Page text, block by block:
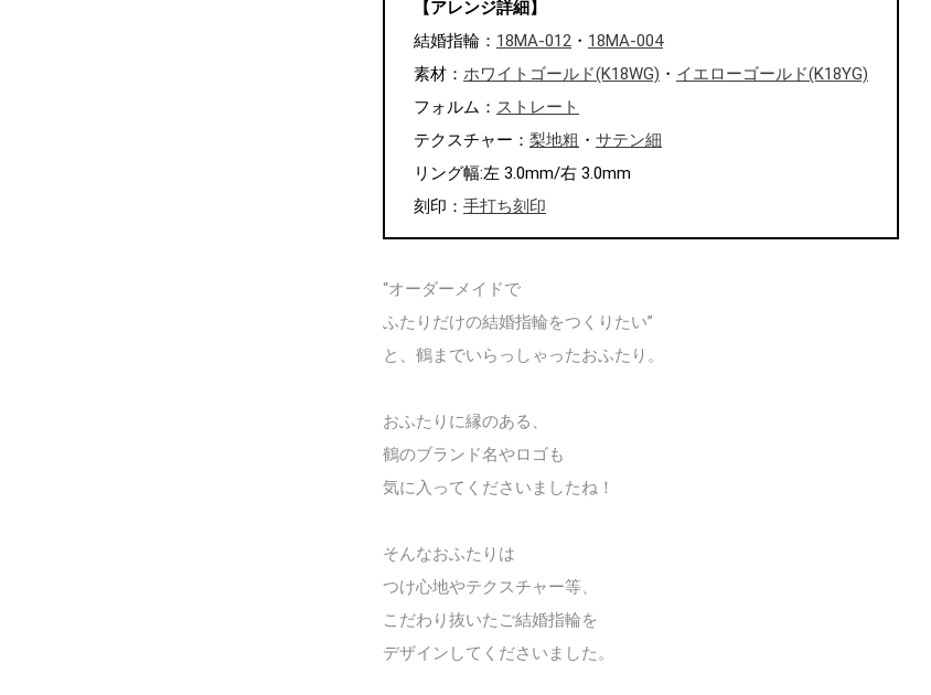
【アレンジ詳細】
結婚指輪： 18MA-012 ・ 18MA-004
素材： ホワイトゴールド(K18WG) ・ イエローゴールド(K18YG)
フォルム： ストレート
テクスチャー： 梨地粗 ・ サテン細
リング幅:左 3.0mm/右 3.0mm
刻印： 手打ち刻印
“オーダーメイドで
ふたりだけの結婚指輪をつくりたい”
と、鶴までいらっしゃったおふたり。
おふたりに縁のある、
鶴のブランド名やロゴも
気に入ってくださいましたね！
そんなおふたりは
つけ心地やテクスチャー等、
こだわり抜いたご結婚指輪を
デザインしてくださいました。